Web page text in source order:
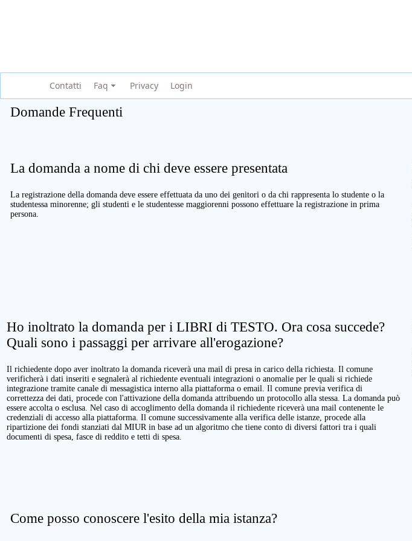
Contatti Faq Privacy Login
Domande Frequenti
La domanda a nome di chi deve essere presentata
La registrazione della domanda deve essere effettuata da uno dei genitori o da chi rappresenta lo studente o la
studentessa minorenne; gli studenti e le studentesse maggiorenni possono effettuare la registrazione in prima
persona.
Ho inoltrato la domanda per i LIBRI di TESTO. Ora cosa succede?
Quali sono i passaggi per arrivare all'erogazione?
Il richiedente dopo aver inoltrato la domanda riceverà una mail di presa in carico della richiesta. Il comune
verificherà i dati inseriti e segnalerà al richiedente eventuali integrazioni o anomalie per le quali si richiede
integrazione tramite canale di messagistica interno alla piattaforma o email. Il comune previa verifica di
correttezza dei dati, procede con l'attivazione della domanda attribuendo un protocollo alla stessa. La domanda può
essere accolta o esclusa. Nel caso di accoglimento della domanda il richiedente riceverà una mail contenente le
credenziali di accesso alla piattaforma. Il comune successivamente alla verifica delle istanze, procede alla
ripartizione dei fondi stanziati dal MIUR in base ad un algoritmo che tiene conto di diversi fattori tra i quali
documenti di spesa, fasce di reddito e tetti di spesa.
Come posso conoscere l'esito della mia istanza?